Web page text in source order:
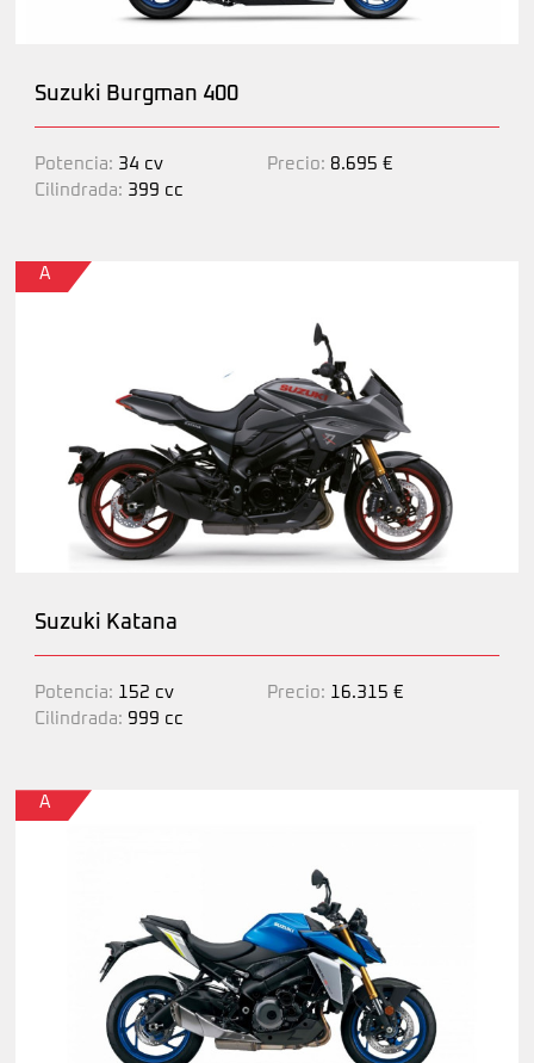
Suzuki Burgman 400
Potencia: 34 cv
Cilindrada: 399 cc
Precio: 8.695 €
A
Suzuki Katana
Potencia: 152 cv
Cilindrada: 999 cc
Precio: 16.315 €
A